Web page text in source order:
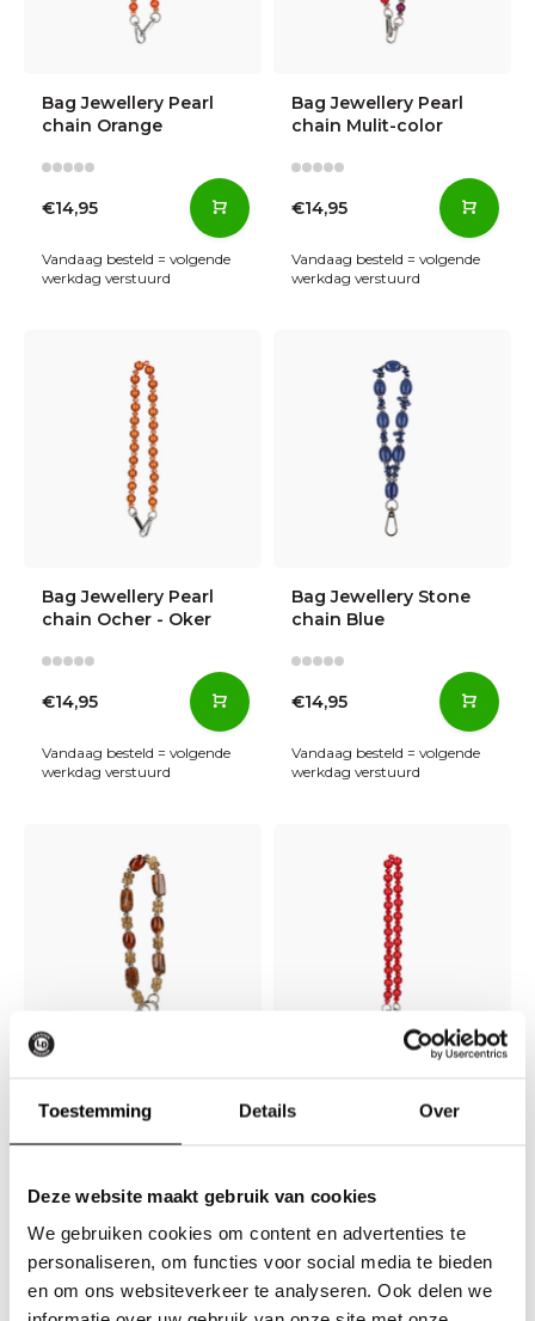
Toestemming Details Over
Deze website maakt gebruik van cookies
We gebruiken cookies om content en advertenties te
personaliseren, om functies voor social media te bieden
en om ons websiteverkeer te analyseren. Ook delen we
Bag Jewellery Pearl
chain Orange
€14,95
Vandaag besteld = volgende
werkdag verstuurd
Bag Jewellery Pearl
chain Mulit-color
€14,95
Vandaag besteld = volgende
werkdag verstuurd
Bag Jewellery Pearl
chain Ocher - Oker
€14,95
Vandaag besteld = volgende
werkdag verstuurd
Bag Jewellery Stone
chain Blue
€14,95
Vandaag besteld = volgende
werkdag verstuurd
chain Brown
€14,95
Vandaag besteld = volgende
werkdag verstuurd
chain Red
€14,95
werkdag verstuurd